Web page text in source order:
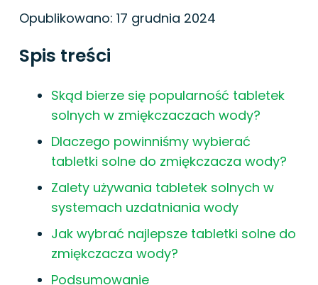
Opublikowano: 17 grudnia 2024
Spis treści
Skąd bierze się popularność tabletek
solnych w zmiękczaczach wody?
Dlaczego powinniśmy wybierać
tabletki solne do zmiękczacza wody?
Zalety używania tabletek solnych w
systemach uzdatniania wody
Jak wybrać najlepsze tabletki solne do
zmiękczacza wody?
Podsumowanie